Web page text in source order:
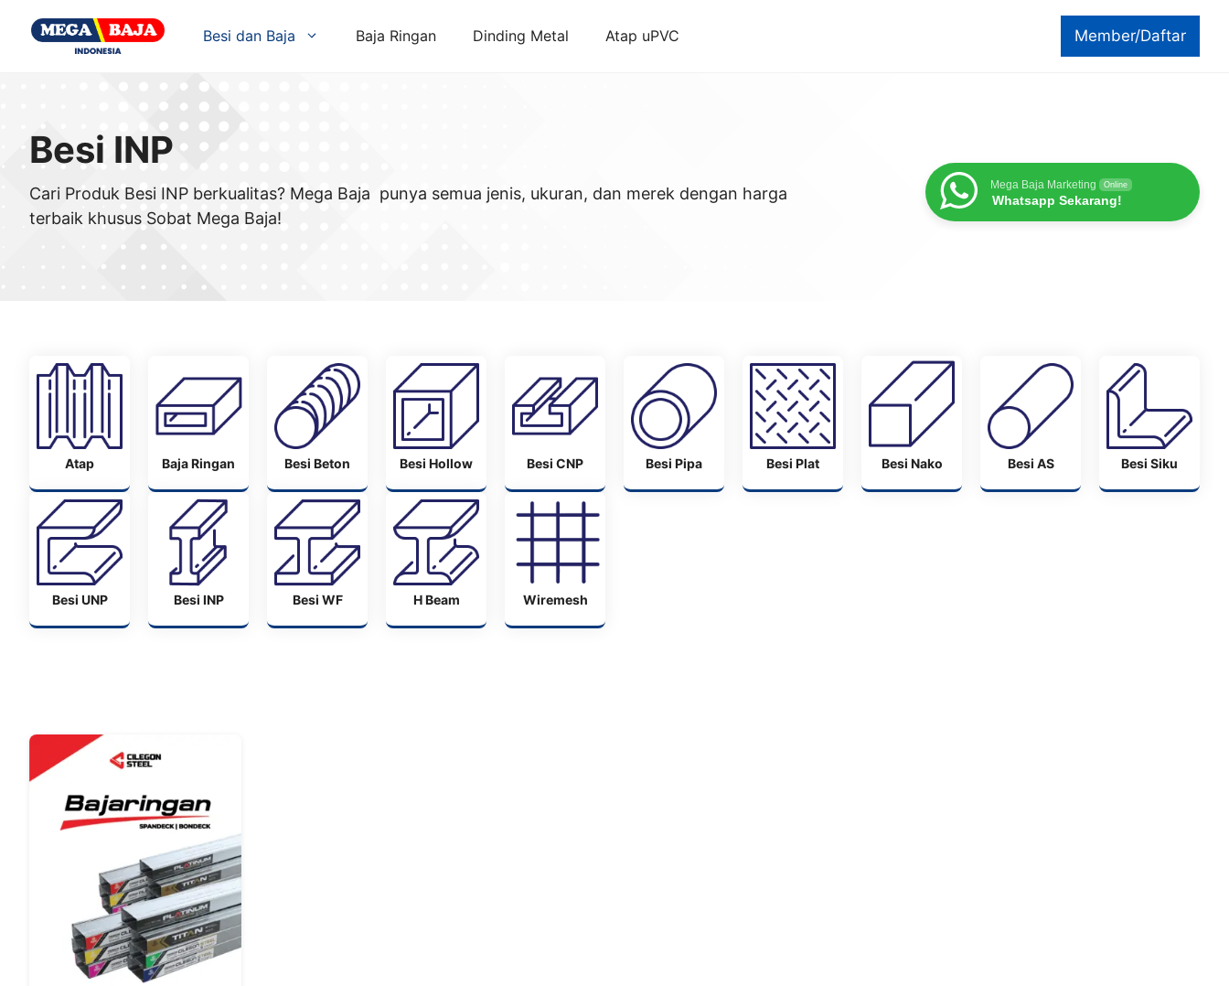
Member/Daftar
Besi dan Baja Baja Ringan Dinding Metal Atap uPVC
Besi INP
Cari Produk Besi INP berkualitas? Mega Baja punya semua jenis, ukuran, dan merek dengan harga
terbaik khusus Sobat Mega Baja!
Mega Baja Marketing Online
Whatsapp Sekarang!
Atap Baja Ringan Besi Beton Besi Hollow Besi CNP Besi Pipa Besi Plat Besi Nako Besi AS Besi Siku
Besi UNP Besi INP Besi WF H Beam Wiremesh